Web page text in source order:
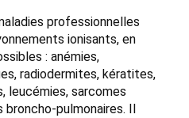
professionnelles
ionisants, en
: anémies,
radiodermites, kératites,
leucémies, sarcomes
pulmonaires. Il